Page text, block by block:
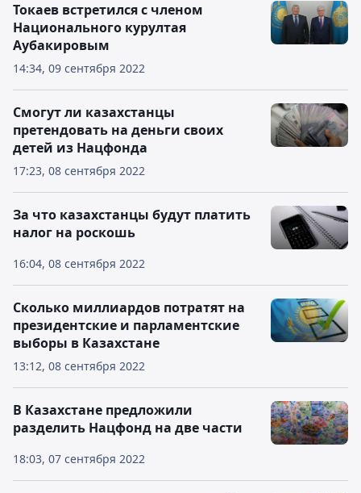
14:34, 09 сентября 2022
Токаев встретился с членом
Национального курултая
Аубакировым
17:23, 08 сентября 2022
Смогут ли казахстанцы
претендовать на деньги своих
детей из Нацфонда
16:04, 08 сентября 2022
За что казахстанцы будут платить
налог на роскошь
13:12, 08 сентября 2022
Сколько миллиардов потратят на
президентские и парламентские
выборы в Казахстане
18:03, 07 сентября 2022
В Казахстане предложили
разделить Нацфонд на две части